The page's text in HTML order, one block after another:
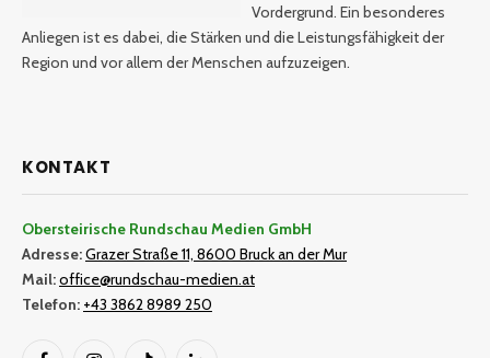
Vordergrund. Ein besonderes
Anliegen ist es dabei, die Stärken und die Leistungsfähigkeit der
Region und vor allem der Menschen aufzuzeigen.
KONTAKT
Obersteirische Rundschau Medien GmbH
Adresse:Grazer Straße 11, 8600 Bruck an der Mur
Mail:office@rundschau-medien.at
Telefon: +43 3862 8989 250